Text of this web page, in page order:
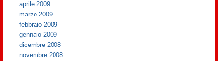
aprile 2009
marzo 2009
febbraio 2009
gennaio 2009
dicembre 2008
novembre 2008